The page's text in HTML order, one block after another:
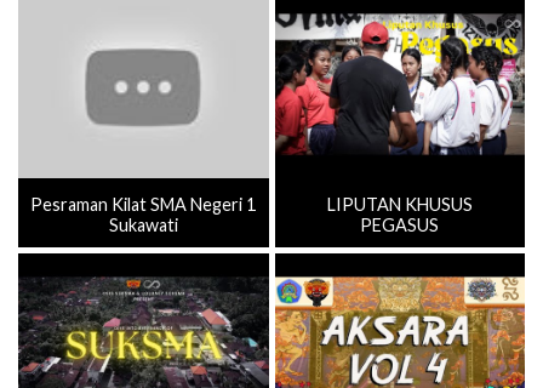
Pesraman Kilat SMA Negeri 1
Sukawati
LIPUTAN KHUSUS
PEGASUS